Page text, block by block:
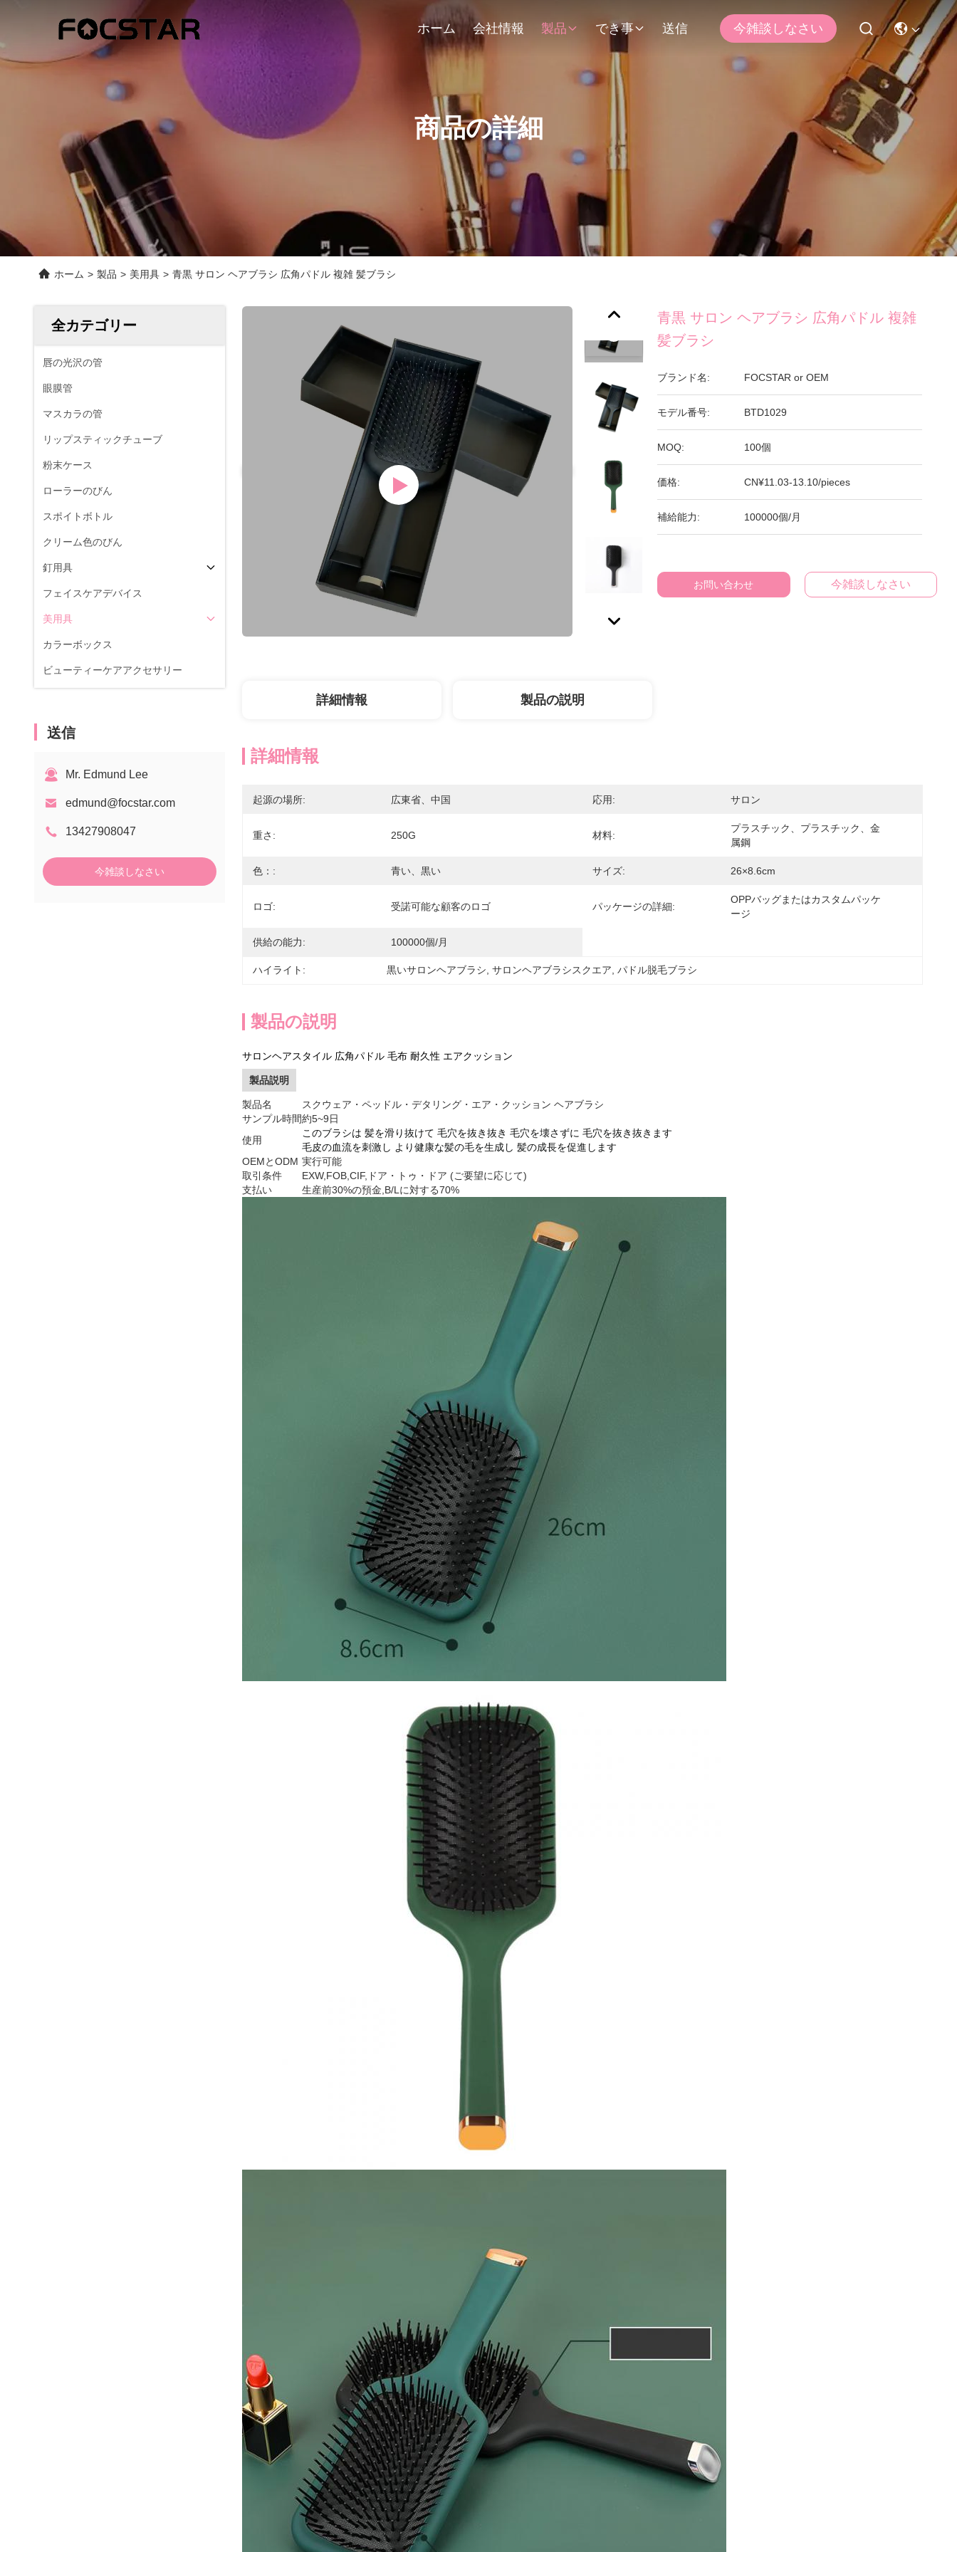
ホーム 会社情報 製品 でき事 送信 今雑談しなさい
商品の詳細
ホーム > 製品 > 美用具 > 青黒 サロン ヘアブラシ 広角パドル 複雑 髪ブラシ
全カテゴリー
唇の光沢の管
眼膜管
マスカラの管
リップスティックチューブ
粉末ケース
ローラーのびん
スポイトボトル
クリーム色のびん
釘用具
フェイスケアデバイス
美用具
カラーボックス
ビューティーケアアクセサリー
送信
Mr. Edmund Lee
edmund@focstar.com
13427908047
今雑談しなさい
青黒 サロン ヘアブラシ 広角パドル 複雑
髪ブラシ
ブランド名: FOCSTAR or OEM
モデル番号: BTD1029
MOQ: 100個
価格: CN¥11.03-13.10/pieces
補給能力: 100000個/月
お問い合わせ 今雑談しなさい
詳細情報 製品の説明
詳細情報
起源の場所: 広東省、中国 応用: サロン
重さ: 250G 材料:
プラスチック、プラスチック、金
属鋼
色：: 青い、黒い サイズ: 26×8.6cm
ロゴ: 受諾可能な顧客のロゴ パッケージの詳細:
OPPバッグまたはカスタムパッケ
ージ
供給の能力: 100000個/月
ハイライト: 黒いサロンヘアブラシ , サロンヘアブラシスクエア , パドル脱毛ブラシ
製品の説明
サロンヘアスタイル 広角パドル 毛布 耐久性 エアクッション
製品説明
製品名
スクウェア・ペッドル・デタリング・エア・クッション ヘアブラシ
サンプル時間約5~9日
使用
このブラシは 髪を滑り抜けて 毛穴を抜き抜き 毛穴を壊さずに 毛穴を抜き抜きます
毛皮の血流を刺激し より健康な髪の毛を生成し 髪の成長を促進します
OEMとODM 実行可能
取引条件
EXW,FOB,CIF,ドア・トゥ・ドア (ご要望に応じて)
支払い
生産前30%の預金,B/Lに対する70%